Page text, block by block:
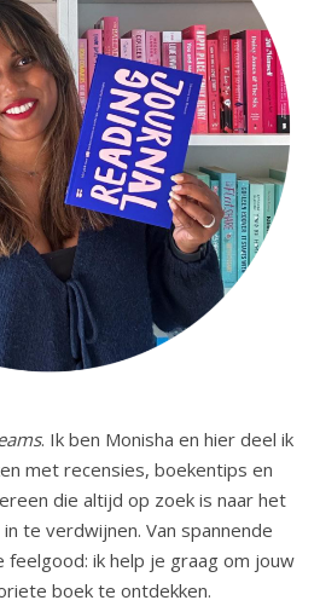
. Ik ben Monisha en hier deel ik
met recensies, boekentips en
die altijd op zoek is naar het
te verdwijnen. Van spannende
ik help je graag om jouw
boek te ontdekken.